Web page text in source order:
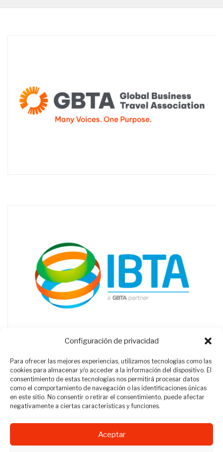
Configuración de privacidad
Para ofrecer las mejores experiencias, utilizamos tecnologías como las
cookies para almacenar y/o acceder a la información del dispositivo. El
consentimiento de estas tecnologías nos permitirá procesar datos
como el comportamiento de navegación o las identificaciones únicas
en este sitio. No consentir o retirar el consentimiento, puede afectar
negativamente a ciertas características y funciones.
Aceptar